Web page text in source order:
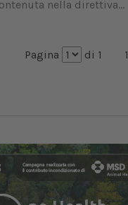
nella direttiva...
Pagina di 1 1